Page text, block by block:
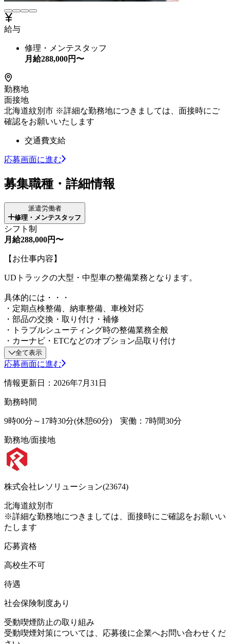
給与
修理・メンテスタッフ
月給288,000円〜
勤務地
面接地
北海道紋別市 ※詳細な勤務地につきましては、面接時にご
確認をお願いいたします
交通費支給
応募画面に進む
募集職種・詳細情報
派遣労働者
修理・メンテスタッフ
シフト制
月給288,000円〜
【お仕事内容】
UDトラックの大型・中型車の整備業務となります。
具体的には・・・
・定期点検整備、納車整備、車検対応
・部品の交換・取り付け・補修
・トラブルシューティング時の整備業務全般
・カーナビ・ETCなどのオプション品取り付け
全て表示
応募画面に進む
情報更新日：2026年7月31日
勤務時間
9時00分～17時30分(休憩60分) 実働：7時間30分
勤務地/面接地
株式会社レソリューション(23674)
北海道紋別市
※詳細な勤務地につきましては、面接時にご確認をお願いい
たします
応募資格
高校生不可
待遇
社会保険制度あり
受動喫煙防止の取り組み
受動喫煙対策については、応募後に企業へお問い合わせくだ